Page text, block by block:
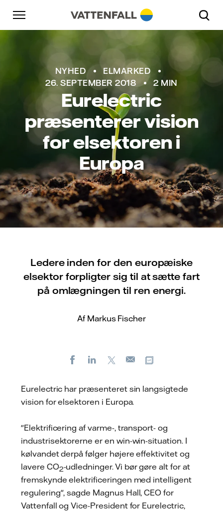
Skift til indhold
Gå til hovednavigation
Gå til sidefod
NYHED
ELMARKED
26. SEPTEMBER 2018
2 MIN
Eurelectric
præsenterer vision
for elsektoren i
Europa
Ledere inden for den europæiske
elsektor forpligter sig til at sætte fart
på omlægningen til ren energi.
Af Markus Fischer
FacebookLinkedIn
E-
Eurelectric har præsenteret sin langsigtede
vision for elsektoren i Europa.
"Elektrificering af varme-, transport- og
industrisektorerne er en win-win-situation. I
kølvandet derpå følger højere effektivitet og
lavere CO2-udledninger. Vi bør gøre alt for at
fremskynde elektrificeringen med intelligent
regulering", sagde Magnus Hall, CEO for
Vattenfall og Vice-President for Eurelectric,
Gå til hovednavigation